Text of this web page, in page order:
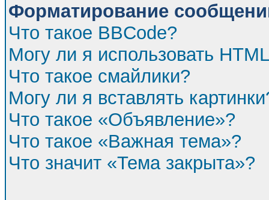
Форматирование
Что такое BBCode?
Могу ли я использовать
Что такое смайлики?
Могу ли я вставлять
Что такое «Объявление»?
Что такое «Важная тема»?
Что значит «Тема закрыта»?